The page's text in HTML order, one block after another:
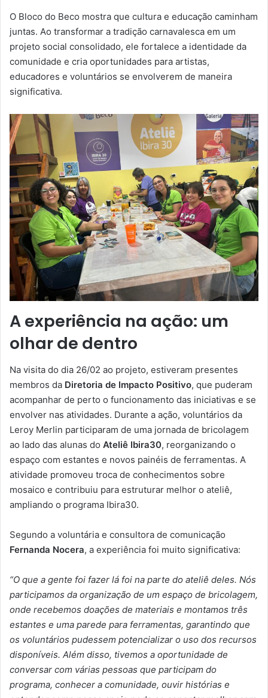
O Bloco do Beco mostra que cultura e educação caminham
juntas. Ao transformar a tradição carnavalesca em um
projeto social consolidado, ele fortalece a identidade da
comunidade e cria oportunidades para artistas,
educadores e voluntários se envolverem de maneira
significativa.
A experiência na ação: um
olhar de dentro
Na visita do dia 26/02 ao projeto, estiveram presentes
membros da Diretoria de Impacto Positivo, que puderam
acompanhar de perto o funcionamento das iniciativas e se
envolver nas atividades. Durante a ação, voluntários da
Leroy Merlin participaram de uma jornada de bricolagem
ao lado das alunas do Ateliê Ibira30, reorganizando o
espaço com estantes e novos painéis de ferramentas. A
atividade promoveu troca de conhecimentos sobre
mosaico e contribuiu para estruturar melhor o ateliê,
ampliando o programa Ibira30.
Segundo a voluntária e consultora de comunicação
Fernanda Nocera, a experiência foi muito significativa:
“O que a gente foi fazer lá foi na parte do ateliê deles. Nós
participamos da organização de um espaço de bricolagem,
onde recebemos doações de materiais e montamos três
estantes e uma parede para ferramentas, garantindo que
os voluntários pudessem potencializar o uso dos recursos
disponíveis. Além disso, tivemos a oportunidade de
conversar com várias pessoas que participam do
programa, conhecer a comunidade, ouvir histórias e